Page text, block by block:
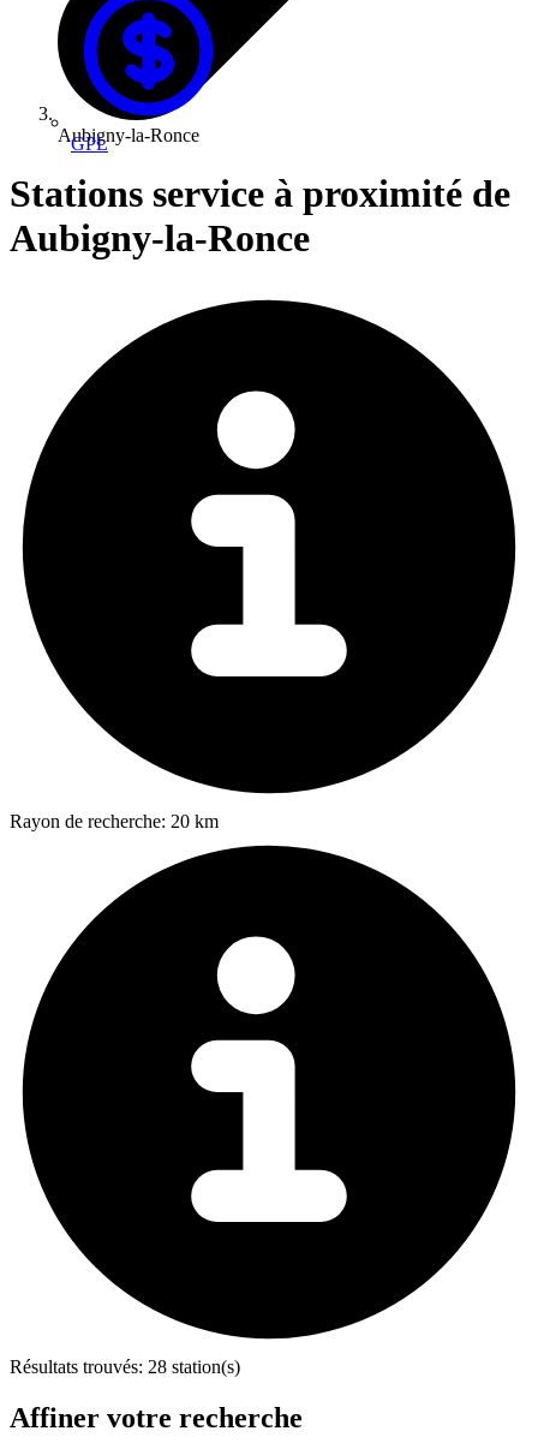
GPL
Aubigny-la-Ronce
Stations service à proximité de
Aubigny-la-Ronce
Rayon de recherche: 20 km
Résultats trouvés: 28 station(s)
Affiner votre recherche